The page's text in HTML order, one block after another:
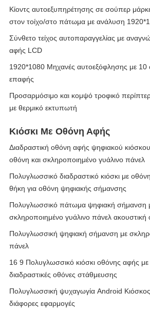
Κίοντς αυτοεξυπηρέτησης σε σούπερ
στον τοίχο/στο πάτωμα με ανάλυση
Σύνθετο τείχος αυτοπαραγγελίας με
αφής LCD
1920*1080 Μηχανές αυτοεξόφλησης με 10
επαφής
Προσαρμόσιμο και κομψό τροφικό
με θερμικό εκτυπωτή
Κιόσκι Με Οθόνη Αφής
Διαδραστική οθόνη αφής ψηφιακού
οθόνη και σκληροποιημένο γυάλινο πάνελ
Πολυγλωσσικό διαδραστικό κιόσκι με
θήκη για οθόνη ψηφιακής σήμανσης
Πολυγλωσσικό πάτωμα ψηφιακή σήμανση
σκληροποιημένο γυάλινο πάνελ ακουστική
Πολυγλωσσική ψηφιακή σήμανση με
πάνελ
16 9 Πολυγλωσσικό κιόσκι οθόνης αφής με
διαδραστικές οθόνες στάθμευσης
Πολυγλωσσική ψυχαγωγία Android
διάφορες εφαρμογές